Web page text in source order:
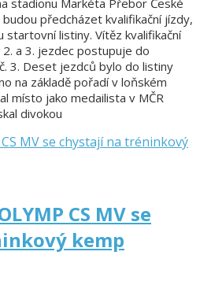
předcházet kvalifikační jízdy,
startovní listiny. Vítěz kvalifikační
a 3. jezdec postupuje do
3. Deset jezdců bylo do listiny
na základě pořadí v loňském
místo jako medailista v MČR
divokou
CS MV se
kemp